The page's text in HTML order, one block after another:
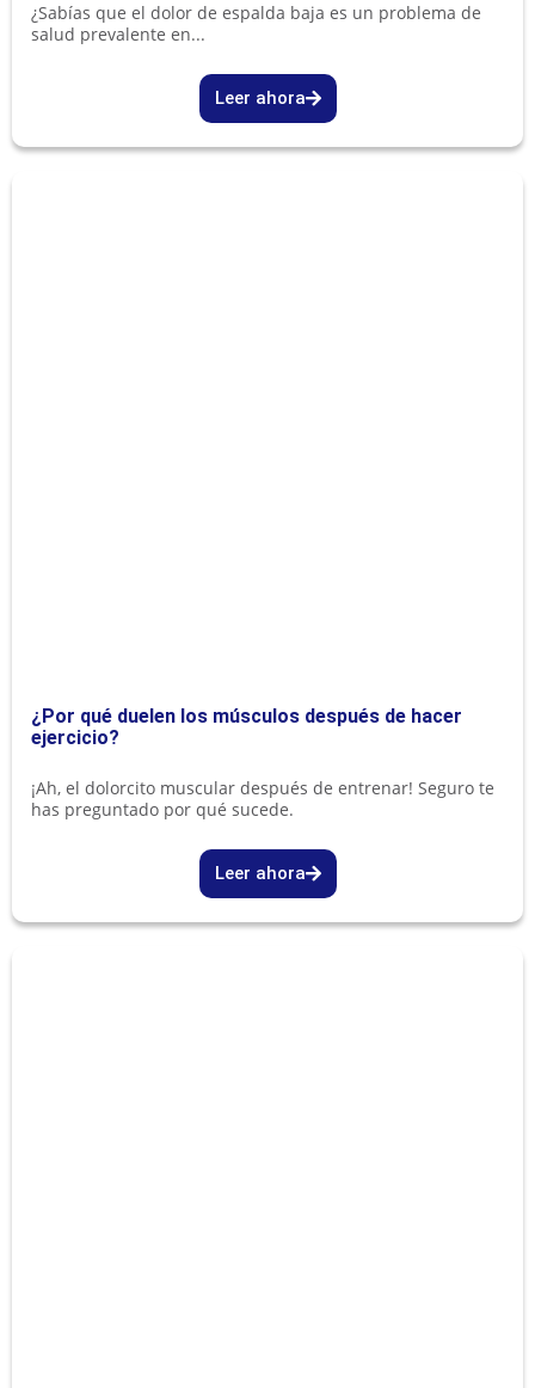
¿Sabías que el dolor de espalda baja es un problema de
salud prevalente en...
Leer ahora
¿Por qué duelen los músculos después de hacer
ejercicio?
¡Ah, el dolorcito muscular después de entrenar! Seguro te
has preguntado por qué sucede.
Leer ahora